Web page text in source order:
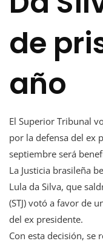
de
año
El Superior Tribunal
por la defensa del ex
septiembre será
La Justicia brasileña
Lula da Silva, que
(STJ) votó a favor de
del ex presidente.
Con esta decisión, se